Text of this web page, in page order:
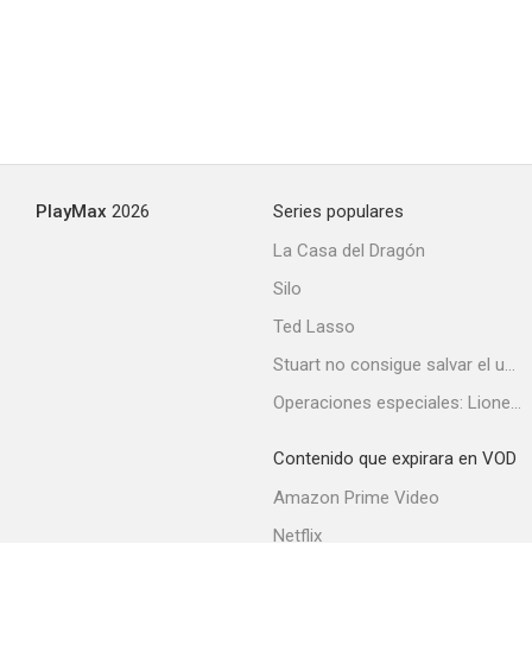
PlayMax 2026
Series populares
La Casa del Dragón
Silo
Ted Lasso
Stuart no consigue salvar el universo
Operaciones especiales: Lioness
Contenido que expirara en VOD
Amazon Prime Video
Netflix